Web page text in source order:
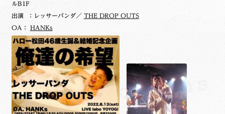
ルB1F
出演 ：レッサーパンダ／ THE DROP OUTS
OA： HANKs